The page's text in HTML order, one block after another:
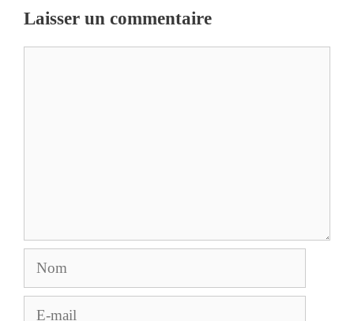
Laisser un commentaire
Nom
E-